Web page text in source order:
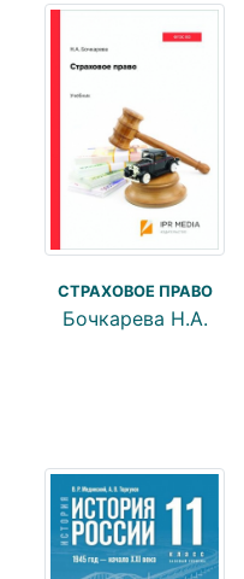
СТРАХОВОЕ ПРАВО
Бочкарева Н.А.